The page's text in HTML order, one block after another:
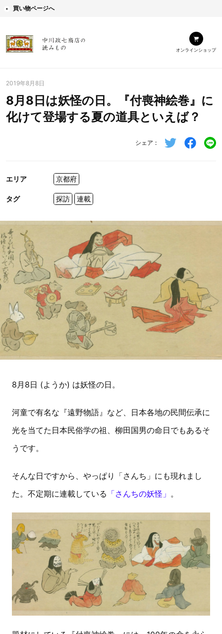
買い物ページへ
オンラインショップ
2019年8月8日
8月8日は妖怪の日。『付喪神絵巻』に
化けて登場する夏の道具といえば？
シェア
エリア 京都府
タグ 探訪 連載
8月8日 (ようか) は妖怪の日。
河童で有名な『遠野物語』など、日本各地の民間伝承に
光を当てた日本民俗学の祖、柳田国男の命日でもあるそ
うです。
そんな日ですから、やっぱり「さんち」にも現れまし
た。不定期に連載している 「さんちの妖怪」 。